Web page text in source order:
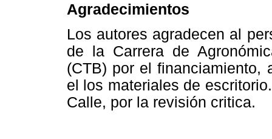
Agradecimientos
Los autores agradecen al
de la Carrera de
(CTB) por el financiamiento,
el los materiales de
Calle, por la revisión critica.